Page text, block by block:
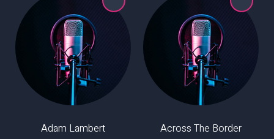
Across The Border
Adam Lambert